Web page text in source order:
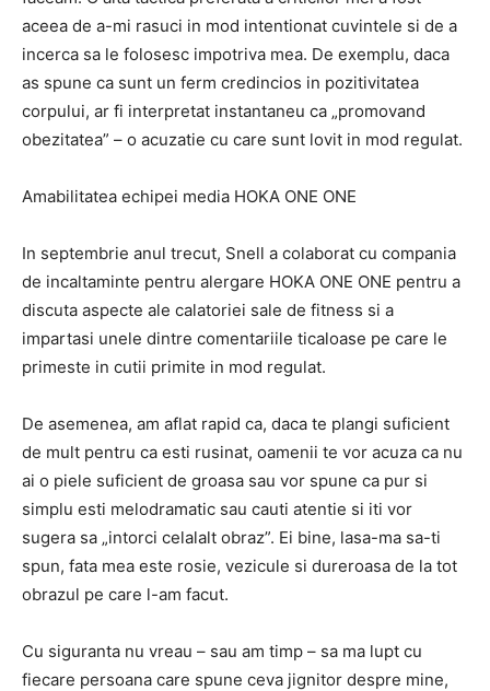
aceea de a-mi rasuci in mod intentionat cuvintele si de a
incerca sa le folosesc impotriva mea. De exemplu, daca
as spune ca sunt un ferm credincios in pozitivitatea
corpului, ar fi interpretat instantaneu ca „promovand
obezitatea” – o acuzatie cu care sunt lovit in mod regulat.
Amabilitatea echipei media HOKA ONE ONE
In septembrie anul trecut, Snell a colaborat cu compania
de incaltaminte pentru alergare HOKA ONE ONE pentru a
discuta aspecte ale calatoriei sale de fitness si a
impartasi unele dintre comentariile ticaloase pe care le
primeste in cutii primite in mod regulat.
De asemenea, am aflat rapid ca, daca te plangi suficient
de mult pentru ca esti rusinat, oamenii te vor acuza ca nu
ai o piele suficient de groasa sau vor spune ca pur si
simplu esti melodramatic sau cauti atentie si iti vor
sugera sa „intorci celalalt obraz”. Ei bine, lasa-ma sa-ti
spun, fata mea este rosie, vezicule si dureroasa de la tot
obrazul pe care l-am facut.
Cu siguranta nu vreau – sau am timp – sa ma lupt cu
fiecare persoana care spune ceva jignitor despre mine,